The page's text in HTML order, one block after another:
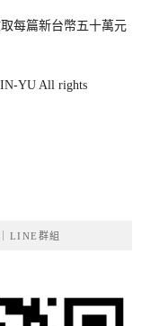
每篇新台幣五十萬元
YU All rights
LINE群組